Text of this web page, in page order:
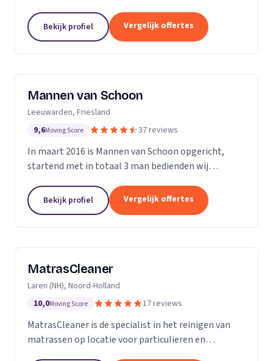
objecten zoals meubels en stoelen, zowel bij u
thuis...
Bekijk profiel Vergelijk offertes
Mannen van Schoon
Leeuwarden, Friesland
9,6Moving Score 37 reviews
In maart 2016 is Mannen van Schoon opgericht,
startend met in totaal 3 man bedienden wij
specialistische schoonmaak groeide Mannen van
Schoon al snel uit...
Bekijk profiel Vergelijk offertes
MatrasCleaner
Laren (NH), Noord-Holland
10,0Moving Score 17 reviews
MatrasCleaner is de specialist in het reinigen van
matrassen op locatie voor particulieren en